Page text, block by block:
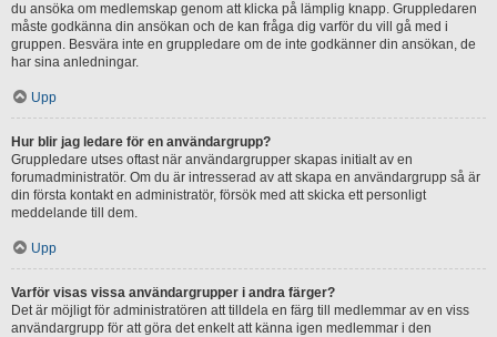
du ansöka om medlemskap genom att klicka på lämplig knapp. Gruppledaren
måste godkänna din ansökan och de kan fråga dig varför du vill gå med i
gruppen. Besvära inte en gruppledare om de inte godkänner din ansökan, de
har sina anledningar.
Upp
Hur blir jag ledare för en användargrupp?
Gruppledare utses oftast när användargrupper skapas initialt av en
forumadministratör. Om du är intresserad av att skapa en användargrupp så är
din första kontakt en administratör, försök med att skicka ett personligt
meddelande till dem.
Upp
Varför visas vissa användargrupper i andra färger?
Det är möjligt för administratören att tilldela en färg till medlemmar av en viss
användargrupp för att göra det enkelt att känna igen medlemmar i den